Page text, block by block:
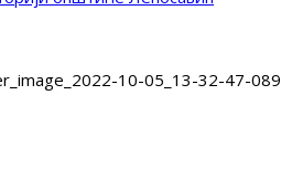
10-05_13-32-47-089